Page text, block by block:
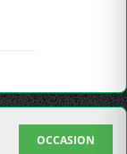
OCCASION